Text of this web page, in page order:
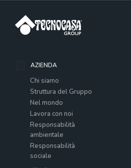
AZIENDA
Chi siamo
Struttura del Gruppo
Nel mondo
Lavora con noi
Responsabilità
ambientale
Responsabilità
sociale